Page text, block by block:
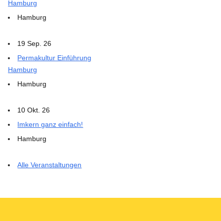
Hamburg
Hamburg
19 Sep. 26
Permakultur Einführung
Hamburg
Hamburg
10 Okt. 26
Imkern ganz einfach!
Hamburg
Alle Veranstaltungen